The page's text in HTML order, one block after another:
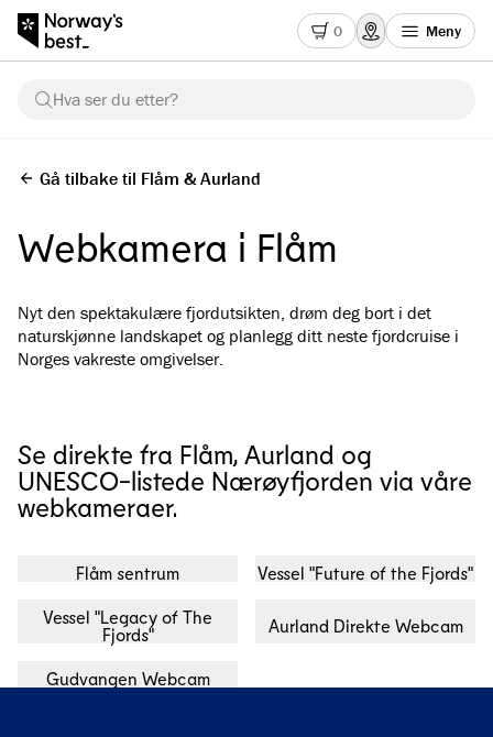
0 Meny
Hva ser du etter?
Gå tilbake til Flåm & Aurland
Webkamera i Flåm
Nyt den spektakulære fjordutsikten, drøm deg bort i det
naturskjønne landskapet og planlegg ditt neste fjordcruise i
Norges vakreste omgivelser.
Se direkte fra Flåm, Aurland og
UNESCO-listede Nærøyfjorden via våre
webkameraer.
Flåm sentrum Vessel "Future of the Fjords"
Vessel "Legacy of The
Fjords"
Aurland Direkte Webcam
Gudvangen Webcam